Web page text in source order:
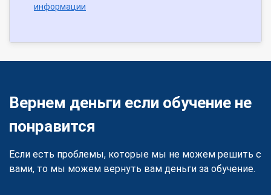
информации
Вернем деньги если обучение не
понравится
Если есть проблемы, которые мы не можем решить с
вами, то мы можем вернуть вам деньги за обучение.